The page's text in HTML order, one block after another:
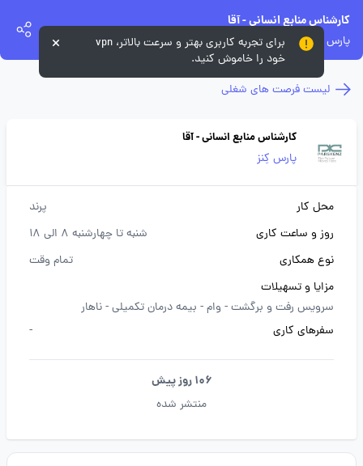
کارشناس منابع انسانی - آقا
پارس کِنز
لیست فرصت های شغلی
کارشناس منابع انسانی - آقا
پارس کِنز
محل کار
پرند
روز و ساعت کاری
شنبه تا چهارشنبه 8 الی 18
نوع همکاری
تمام وقت
مزایا و تسهیلات
سرویس رفت و برگشت -وام - بیمه درمان تکمیلی -ناهار
سفرهای کاری
-
106 روز پیش
منتشر شده
برای تجربه کاربری بهتر و سرعت بالاتر، vpn
خود را خاموش کنید.